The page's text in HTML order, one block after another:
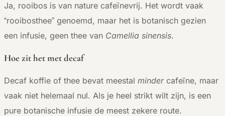
Ja, rooibos is van nature cafeïnevrij. Het wordt vaak
“rooibosthee” genoemd, maar het is botanisch gezien
een infusie, geen thee van Camellia sinensis.
Hoe zit het met decaf
Decaf koffie of thee bevat meestal mindercafeïne, maar
vaak niet helemaal nul. Als je heel strikt wilt zijn, is een
pure botanische infusie de meest zekere route.